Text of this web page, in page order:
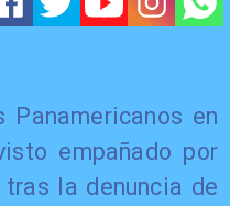
en
empañado por
tras la denuncia de